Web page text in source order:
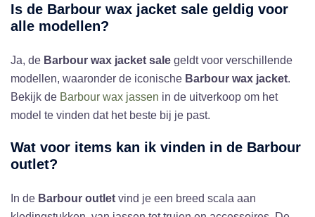
Is de Barbour wax jacket sale geldig voor
alle modellen?
Ja, de Barbour wax jacket sale geldt voor verschillende
modellen, waaronder de iconische Barbour wax jacket.
Bekijk de Barbour wax jassen in de uitverkoop om het
model te vinden dat het beste bij je past.
Wat voor items kan ik vinden in de Barbour
outlet?
In de Barbour outlet vind je een breed scala aan